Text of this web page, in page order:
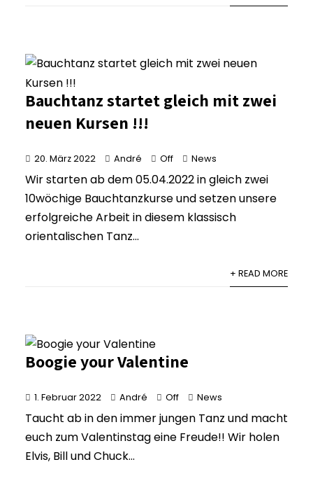
Bauchtanz startet gleich mit zwei
neuen Kursen !!!
20. März 2022 André Off News
Wir starten ab dem 05.04.2022 in gleich zwei
10wöchige Bauchtanzkurse und setzen unsere
erfolgreiche Arbeit in diesem klassisch
orientalischen Tanz...
+ READ MORE
Boogie your Valentine
1. Februar 2022 André Off News
Taucht ab in den immer jungen Tanz und macht
euch zum Valentinstag eine Freude!! Wir holen
Elvis, Bill und Chuck...